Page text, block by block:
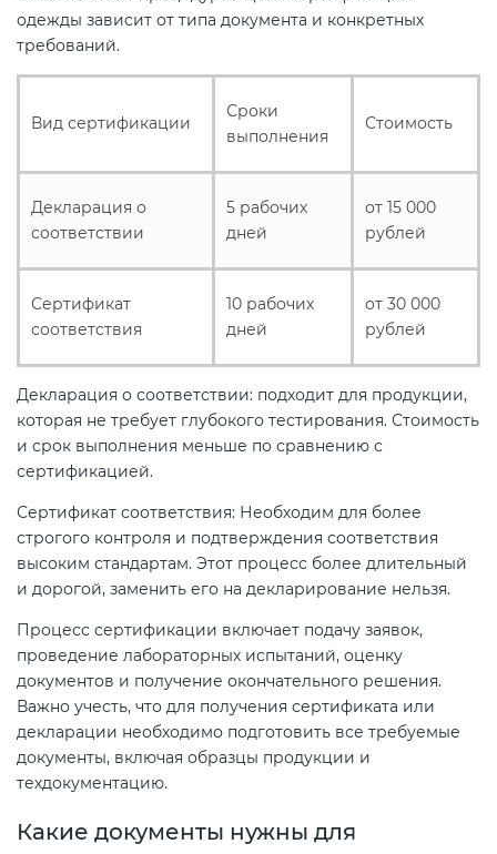
одежды зависит от типа документа и конкретных
требований.
Вид сертификации
Сроки
выполнения
Стоимость
Декларация о
соответствии
5 рабочих
дней
от 15 000
рублей
Сертификат
соответствия
10 рабочих
дней
от 30 000
рублей
Декларация о соответствии: подходит для продукции,
которая не требует глубокого тестирования. Стоимость
и срок выполнения меньше по сравнению с
сертификацией.
Сертификат соответствия: Необходим для более
строгого контроля и подтверждения соответствия
высоким стандартам. Этот процесс более длительный
и дорогой, заменить его на декларирование нельзя.
Процесс сертификации включает подачу заявок,
проведение лабораторных испытаний, оценку
документов и получение окончательного решения.
Важно учесть, что для получения сертификата или
декларации необходимо подготовить все требуемые
документы, включая образцы продукции и
техдокументацию.
Какие документы нужны для